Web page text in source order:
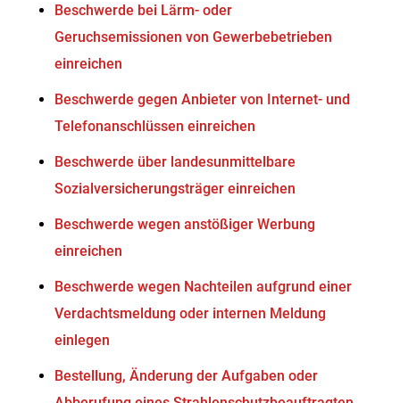
Beschwerde bei Lärm- oder
Geruchsemissionen von Gewerbebetrieben
einreichen
Beschwerde gegen Anbieter von Internet- und
Telefonanschlüssen einreichen
Beschwerde über landesunmittelbare
Sozialversicherungsträger einreichen
Beschwerde wegen anstößiger Werbung
einreichen
Beschwerde wegen Nachteilen aufgrund einer
Verdachtsmeldung oder internen Meldung
einlegen
Bestellung, Änderung der Aufgaben oder